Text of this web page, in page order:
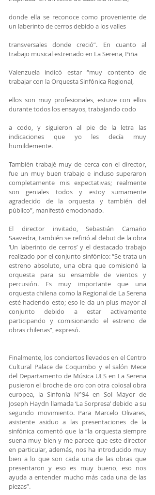
donde ella se reconoce como proveniente de
un laberinto de cerros debido a los valles
transversales donde creció”. En cuanto al
trabajo musical estrenado en La Serena, Piña
Valenzuela indicó estar “muy contento de
trabajar con la Orquesta Sinfónica Regional,
ellos son muy profesionales, estuve con ellos
durante todos los ensayos, trabajando codo
a codo, y siguieron al pie de la letra las
indicaciones que yo les decía muy
humildemente.
También trabajé muy de cerca con el director,
fue un muy buen trabajo e incluso superaron
completamente mis expectativas; realmente
son geniales todos y estoy sumamente
agradecido de la orquesta y también del
público”, manifestó emocionado.
El director invitado, Sebastián Camaño
Saavedra, también se refirió al debut de la obra
‘Un laberinto de cerros’ y el destacado trabajo
realizado por el conjunto sinfónico: “Se trata un
estreno absoluto, una obra que comisionó la
orquesta para su ensamble de vientos y
percusión. Es muy importante que una
orquesta chilena como la Regional de La Serena
esté haciendo esto; eso le da un plus mayor al
conjunto debido a estar activamente
participando y comisionando el estreno de
obras chilenas”, expresó.
Finalmente, los conciertos llevados en el Centro
Cultural Palace de Coquimbo y el salón Mece
del Departamento de Música ULS en La Serena
pusieron el broche de oro con otra colosal obra
europea, la Sinfonía N°94 en Sol Mayor de
Joseph Haydn llamada ‘La Sorpresa’ debido a su
segundo movimiento. Para Marcelo Olivares,
asistente asiduo a las presentaciones de la
sinfónica comentó que la “la orquesta siempre
suena muy bien y me parece que este director
en particular, además, nos ha introducido muy
bien a lo que son cada una de las obras que
presentaron y eso es muy bueno, eso nos
ayuda a entender mucho más cada una de las
piezas”.